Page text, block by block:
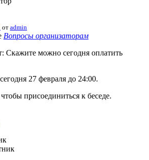
от admin
Вопросы организаторам
Скажите можно сегодня оплатить
27 февраля до 24:00.
чтобы присоединиться к беседе.